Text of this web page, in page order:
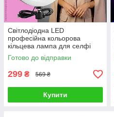
Світлодіодна LED
професійна кольорова
кільцева лампа для селфі
блогерів предметної зйомки
26 см для фото і відео
Готово до відправки
299 ₴ 569 ₴
Купити